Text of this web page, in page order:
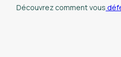
Découvrez comment vous